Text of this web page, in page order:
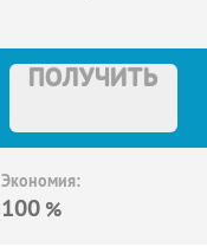
ПОЛУЧИТЬ
Экономия:
100 %